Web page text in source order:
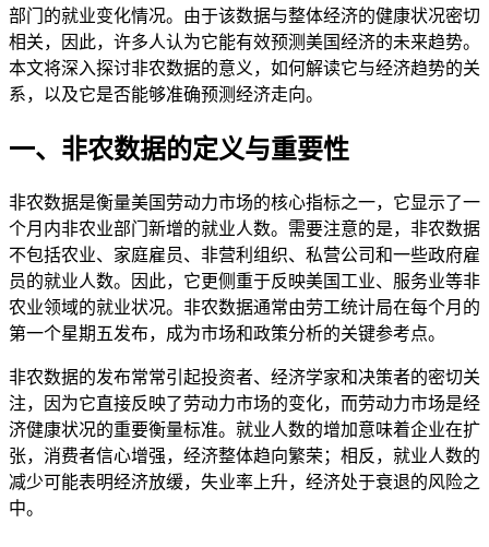
部门的就业变化情况。由于该数据与整体经济的健康状况密切
相关，因此，许多人认为它能有效预测美国经济的未来趋势。
本文将深入探讨非农数据的意义，如何解读它与经济趋势的关
系，以及它是否能够准确预测经济走向。
一、非农数据的定义与重要性
非农数据是衡量美国劳动力市场的核心指标之一，它显示了一
个月内非农业部门新增的就业人数。需要注意的是，非农数据
不包括农业、家庭雇员、非营利组织、私营公司和一些政府雇
员的就业人数。因此，它更侧重于反映美国工业、服务业等非
农业领域的就业状况。非农数据通常由劳工统计局在每个月的
第一个星期五发布，成为市场和政策分析的关键参考点。
非农数据的发布常常引起投资者、经济学家和决策者的密切关
注，因为它直接反映了劳动力市场的变化，而劳动力市场是经
济健康状况的重要衡量标准。就业人数的增加意味着企业在扩
张，消费者信心增强，经济整体趋向繁荣；相反，就业人数的
减少可能表明经济放缓，失业率上升，经济处于衰退的风险之
中。